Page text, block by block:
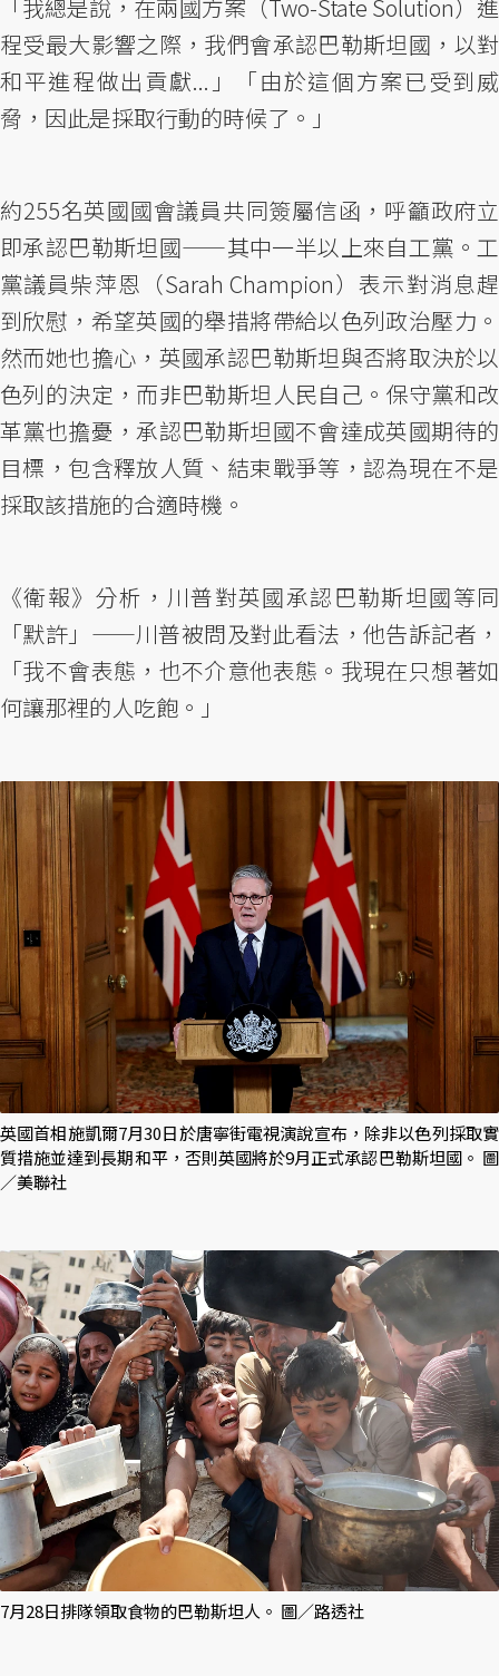
「我總是說，在兩國方案（Two-State Solution）進
程受最大影響之際，我們會承認巴勒斯坦國，以對
和平進程做出貢獻...」「由於這個方案已受到威
脅，因此是採取行動的時候了。」
約255名英國國會議員共同簽屬信函，呼籲政府立
即承認巴勒斯坦國——其中一半以上來自工黨。工
黨議員柴萍恩（Sarah Champion）表示對消息趕
到欣慰，希望英國的舉措將帶給以色列政治壓力。
然而她也擔心，英國承認巴勒斯坦與否將取決於以
色列的決定，而非巴勒斯坦人民自己。保守黨和改
革黨也擔憂，承認巴勒斯坦國不會達成英國期待的
目標，包含釋放人質、結束戰爭等，認為現在不是
採取該措施的合適時機。
《衛報》分析，川普對英國承認巴勒斯坦國等同
「默許」——川普被問及對此看法，他告訴記者，
「我不會表態，也不介意他表態。我現在只想著如
何讓那裡的人吃飽。」
英國首相施凱爾7月30日於唐寧街電視演說宣布，除非以色列採取實
質措施並達到長期和平，否則英國將於9月正式承認巴勒斯坦國。 圖
／美聯社
7月28日排隊領取食物的巴勒斯坦人。 圖／路透社